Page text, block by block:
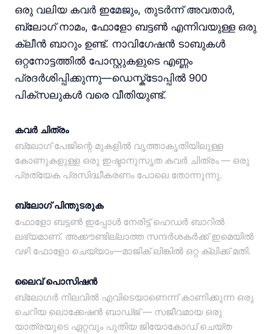
ഒരു വലിയ കവർ ഇമേജും, തുടർന്ന് അവതാർ,
ബ്ലോഗ് നാമം, ഫോളോ ബട്ടൺ എന്നിവയുള്ള ഒരു
ക്ലീൻ ബാറും ഉണ്ട്. നാവിഗേഷൻ ടാബുകൾ
ഒറ്റനോട്ടത്തിൽ പോസ്റ്റുകളുടെ എണ്ണം
പ്രദർശിപ്പിക്കുന്നു—ഡെസ്ക്ടോപ്പിൽ 900
പിക്സലുകൾ വരെ വീതിയുണ്ട്.
കവർ ചിത്രം
ബ്ലോഗ് പേജിന്റെ മുകളിൽ വൃത്താകൃതിയിലുള്ള
കോണുകളുള്ള ഒരു ഇഷ്ടാനുസൃത കവർ ചിത്രം — ഒരു
പ്രത്യേക പ്രസിദ്ധീകരണം പോലെ തോന്നുന്നു.
ബ്ലോഗ് പിന്തുടരുക
ഫോളോ ബട്ടൺ ഇപ്പോൾ നേരിട്ട് ഹെഡർ ബാറിൽ
ലഭ്യമാണ്. അക്കൗണ്ടില്ലാത്ത സന്ദർശകർക്ക് ഇമെയിൽ
വഴി ഫോളോ ചെയ്യാം—മാജിക് ലിങ്കിൽ ഒറ്റ ക്ലിക്ക് മതി.
ലൈവ് പൊസിഷൻ
ബ്ലോഗർ നിലവിൽ എവിടെയാണെന്ന് കാണിക്കുന്ന ഒരു
ചെറിയ ലൊക്കേഷൻ ബാഡ്ജ് — സജീവമായ ഒരു
യാത്രയുടെ ഏറ്റവും പുതിയ ജിയോകോഡ് ചെയ്ത